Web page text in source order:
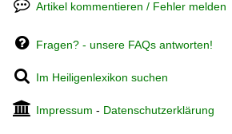
Artikel kommentieren / Fehler melden
Fragen? - unsere FAQs antworten!
Im Heiligenlexikon suchen
Impressum - Datenschutzerklärung